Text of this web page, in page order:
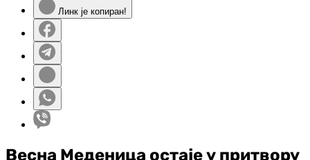
Линк је копиран!
Весна Меденица остаје у притвору